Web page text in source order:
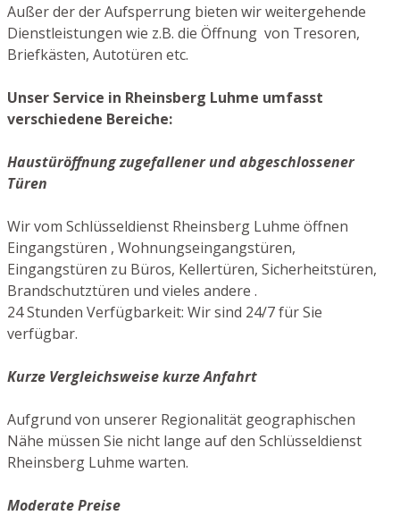
Außer der der Aufsperrung bieten wir weitergehende
Dienstleistungen wie z.B. die Öffnung von Tresoren,
Briefkästen, Autotüren etc.
Unser Service in Rheinsberg Luhme umfasst
verschiedene Bereiche:
Haustüröffnung zugefallener und abgeschlossener
Türen
Wir vom Schlüsseldienst Rheinsberg Luhme öffnen
Eingangstüren , Wohnungseingangstüren,
Eingangstüren zu Büros, Kellertüren, Sicherheitstüren,
Brandschutztüren und vieles andere .
24 Stunden Verfügbarkeit: Wir sind 24/7 für Sie
verfügbar.
Kurze Vergleichsweise kurze Anfahrt
Aufgrund von unserer Regionalität geographischen
Nähe müssen Sie nicht lange auf den Schlüsseldienst
Rheinsberg Luhme warten.
Moderate Preise